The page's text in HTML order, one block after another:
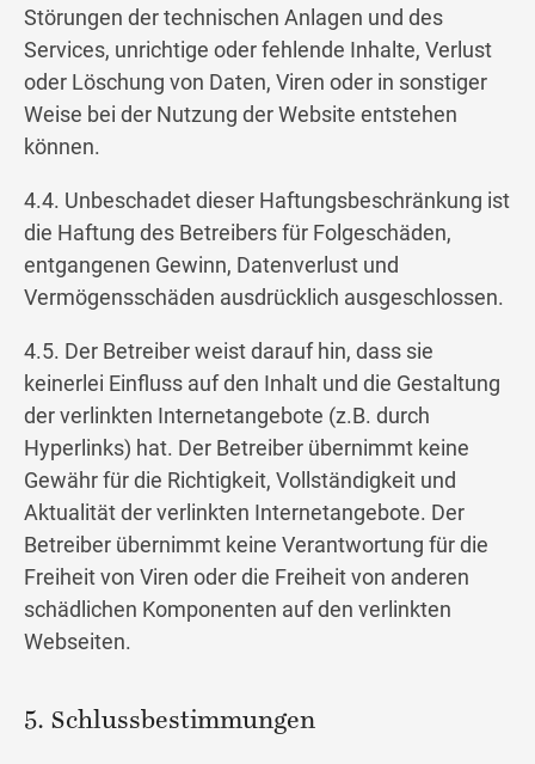
Störungen der technischen Anlagen und des
Services, unrichtige oder fehlende Inhalte, Verlust
oder Löschung von Daten, Viren oder in sonstiger
Weise bei der Nutzung der Website entstehen
können.
4.4. Unbeschadet dieser Haftungsbeschränkung ist
die Haftung des Betreibers für Folgeschäden,
entgangenen Gewinn, Datenverlust und
Vermögensschäden ausdrücklich ausgeschlossen.
4.5. Der Betreiber weist darauf hin, dass sie
keinerlei Einfluss auf den Inhalt und die Gestaltung
der verlinkten Internetangebote (z.B. durch
Hyperlinks) hat. Der Betreiber übernimmt keine
Gewähr für die Richtigkeit, Vollständigkeit und
Aktualität der verlinkten Internetangebote. Der
Betreiber übernimmt keine Verantwortung für die
Freiheit von Viren oder die Freiheit von anderen
schädlichen Komponenten auf den verlinkten
Webseiten.
5. Schlussbestimmungen